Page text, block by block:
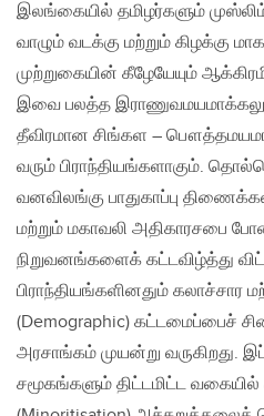
இலங்கையில் தமிழர்களும்
வாழும் வடக்கு மற்றும் கிழக்கு
முற்றுகையின் கீழேயேயும்
இவை பலத்த
தீவிரமான சிங்கள –
வரும் பிராந்தியங்களாகும்.
வனவிலங்கு பாதுகாப்பு
மற்றும் மகாவலி அதிகாரசபை
நிறுவனங்களைக் கட்டவிழ்த்து
பிராந்தியங்களினதும்
(Demographic) கட்டமைப்பைச்
அரசாங்கம் முயன்று வருகிறது.
சமூகங்களும் திட்டமிட்ட வகையில்